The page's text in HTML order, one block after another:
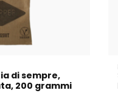
di sempre,
200 grammi